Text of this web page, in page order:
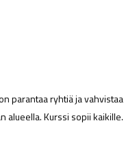
parantaa ryhtiä ja vahvistaa
alueella. Kurssi sopii kaikille.